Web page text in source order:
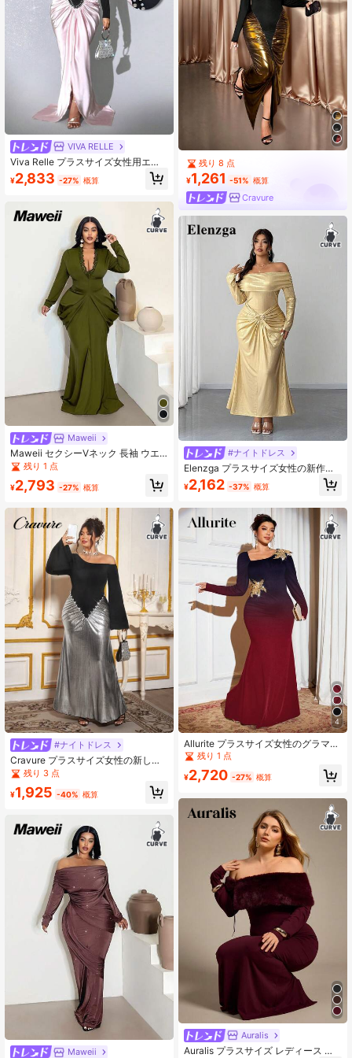
VIVA RELLE
Viva Relle プラスサイズ女性用エレ
ガントパーティードレス、タフタパ
ッチワーク エラスティック フィット
マーメイドドレス、バレンタインデ
ーに最適
¥2,833 -27% 概算
Maweii
Maweii セクシーVネック 長袖 ウエ
ストシェイプ ドレス、プラスサイズ
フォーマルガウン
残り 1 点
¥2,793 -27% 概算
#ナイトドレス
Cravure プラスサイズ女性の新しい
優雅なパーティードレス、斜めの
肩、ベルスリーブ、カラーブロッ
ク、プリーツ、ハートネック、フィ
残り 3 点
¥1,925 -40% 概算
Maweii
残り 8 点
¥1,261 -51% 概算
Cravure
#ナイトドレス
Elenzga プラスサイズ女性の新作夏
春パーティーバンケットオフショル
ダー長袖ゴールドツイストノットド
メイドヘムフィットドレス高級ドレ
ス女性用フォーマルウェアゴールド
イブニングドレスオフショルダー長
袖パーティードレス女性用エレガン
¥2,162 -37% 概算
4
Allurite プラスサイズ女性のグラマラ
スなパーティードレス、長袖、ゴー
ルドのスパンコール&グラデーション
デジタルプリントデコレーション、
残り 1 点
¥2,720 -27% 概算
Auralis
Auralis プラスサイズ レディース 新